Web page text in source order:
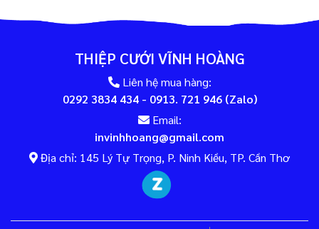
THIỆP CƯỚI VĨNH HOÀNG
Liên hệ mua hàng:
0292 3834 434 - 0913. 721 946 (Zalo)
Email:
invinhhoang@gmail.com
Địa chỉ: 145 Lý Tự Trọng, P. Ninh Kiều, TP. Cần Thơ